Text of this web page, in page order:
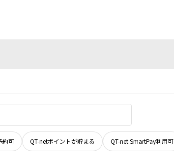
約可 QT-netポイントが貯まる QT-net SmartPay利用可